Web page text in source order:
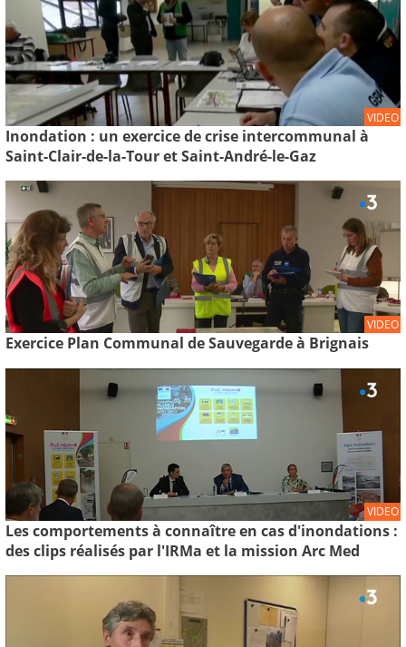
VIDEO
Inondation : un exercice de crise intercommunal à
Saint-Clair-de-la-Tour et Saint-André-le-Gaz
VIDEO
Exercice Plan Communal de Sauvegarde à Brignais
VIDEO
Les comportements à connaître en cas d'inondations :
des clips réalisés par l'IRMa et la mission Arc Med